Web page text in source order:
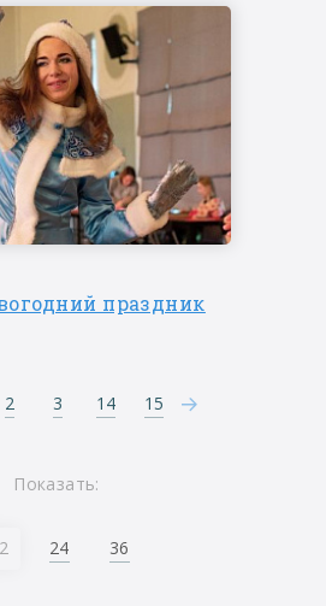
праздник
Показать:
24 36
2 3 14 15